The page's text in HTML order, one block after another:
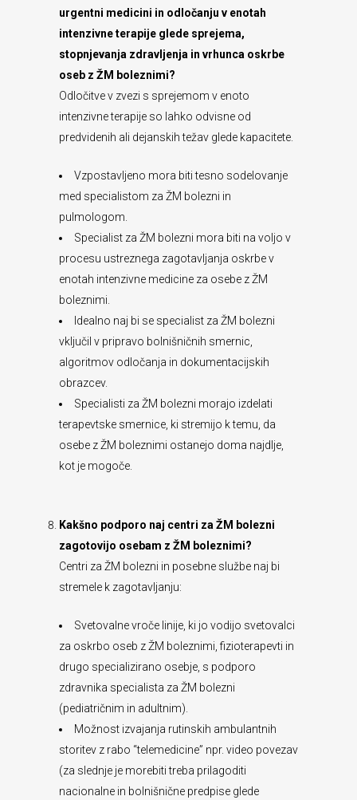
urgentni medicini in odločanju v enotah
intenzivne terapije glede sprejema,
stopnjevanja zdravljenja in vrhunca oskrbe
oseb z ŽM boleznimi?
Odločitve v zvezi s sprejemom v enoto
intenzivne terapije so lahko odvisne od
predvidenih ali dejanskih težav glede kapacitete.
Vzpostavljeno mora biti tesno sodelovanje
med specialistom za ŽM bolezni in
pulmologom.
Specialist za ŽM bolezni mora biti na voljo v
procesu ustreznega zagotavljanja oskrbe v
enotah intenzivne medicine za osebe z ŽM
boleznimi.
Idealno naj bi se specialist za ŽM bolezni
vključil v pripravo bolnišničnih smernic,
algoritmov odločanja in dokumentacijskih
obrazcev.
Specialisti za ŽM bolezni morajo izdelati
terapevtske smernice, ki stremijo k temu, da
osebe z ŽM boleznimi ostanejo doma najdlje,
kot je mogoče.
Kakšno podporo naj centri za ŽM bolezni
zagotovijo osebam z ŽM boleznimi?
Centri za ŽM bolezni in posebne službe naj bi
stremele k zagotavljanju:
Svetovalne vroče linije, ki jo vodijo svetovalci
za oskrbo oseb z ŽM boleznimi, fizioterapevti in
drugo specializirano osebje, s podporo
zdravnika specialista za ŽM bolezni
(pediatričnim in adultnim).
Možnost izvajanja rutinskih ambulantnih
storitev z rabo “telemedicine” npr. video povezav
(za slednje je morebiti treba prilagoditi
nacionalne in bolnišnične predpise glede